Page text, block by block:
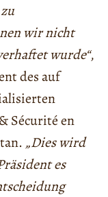
wir nicht
wurde“,
des auf
Sécurité en
„Dies wird
es